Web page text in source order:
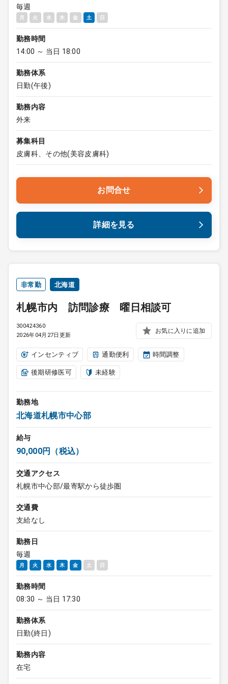
毎週
月 火 水 木 金 土 日
勤務時間
14:00 ～ 当日 18:00
勤務体系
日勤(午後)
勤務内容
外来
募集科目
皮膚科、その他(美容皮膚科)
お問合せ
詳細を見る
非常勤 北海道
札幌市内 訪問診療 曜日相談可
300424360
2026年04月27日更新
お気に入りに追加
インセンティブ 通勤便利 時間調整
後期研修医可 未経験
勤務地
北海道札幌市中心部
給与
90,000円（税込）
交通アクセス
札幌市中心部/最寄駅から徒歩圏
交通費
支給なし
勤務日
毎週
月 火 水 木 金 土 日
勤務時間
08:30 ～ 当日 17:30
勤務体系
日勤(終日)
勤務内容
在宅